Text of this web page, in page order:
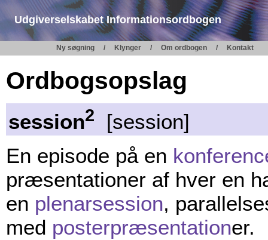
Udgiverselskabet Informationsordbogen
Ny søgning Klynger Om ordbogen Kontakt
Ordbogsopslag
session2
[session]
En episode på en
præsentationer af hver en
en plenarsession,
med posterpræsentationer.